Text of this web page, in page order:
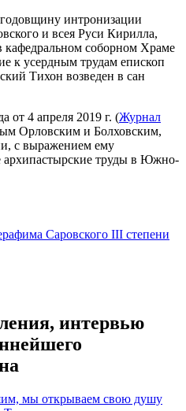
интронизации
и всея Руси Кирилла,
кафедральном соборном Храме
к усердным трудам епископ
Тихон возведен в сан
от 4 апреля 2019 г. (Журнал
Орловским и Болховским,
с выражением ему
архипастырские труды в Южно-
Саровского III степени
интервью